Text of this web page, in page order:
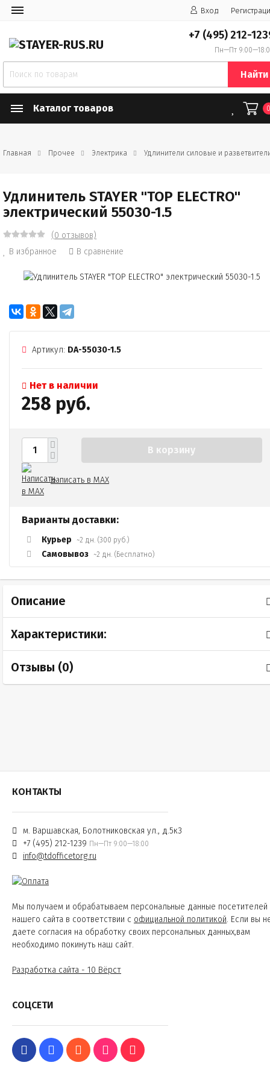
Вход
+7 (495) 212-
Пн—Пт
Найти
Каталог товаров
Главная Прочее Электрика Удлинители силовые и
Удлинитель STAYER "TOP ELECTRO"
электрический 55030-1.5
(0 отзывов)
В избранное
В сравнение
Артикул: DA-55030-1.5
Нет в наличии
258 руб.
В корзину
Написать в MAX
Варианты доставки:
Курьер ~2 дн. (300 руб.)
Самовывоз ~2 дн. (Бесплатно)
Описание
Характеристики:
Отзывы (0)
КОНТАКТЫ
м. Варшавская, Болотниковская ул., д.5к3
+7 (495) 212-1239 Пн—Пт 9:00—18:00
info@tdofficetorg.ru
Мы получаем и обрабатываем персональные данные посетителей
нашего сайта в соответствии с официальной политикой. Если вы
даете согласия на обработку своих персональных данных,вам
необходимо покинуть наш сайт.
Разработка сайта - 10 Вёрст
СОЦСЕТИ